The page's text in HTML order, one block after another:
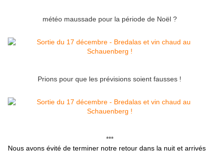
météo maussade pour la période de Noël ?
Prions pour que les prévisions soient fausses !
***
Nous avons évité de terminer notre retour dans la nuit et arrivés